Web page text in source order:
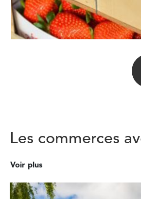
Les commerces
Voir plus